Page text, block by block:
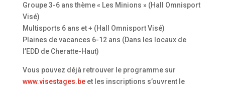
Groupe 3-6 ans thème « Les Minions » (Hall Omnisport
Visé)
Multisports 6 ans et + (Hall Omnisport Visé)
Plaines de vacances 6-12 ans (Dans les locaux de
l’EDD de Cheratte-Haut)
Vous pouvez déjà retrouver le programme sur
www.visestages.beet les inscriptions s’ouvrent le